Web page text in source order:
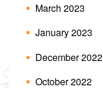
March 2023
January 2023
December 2022
October 2022